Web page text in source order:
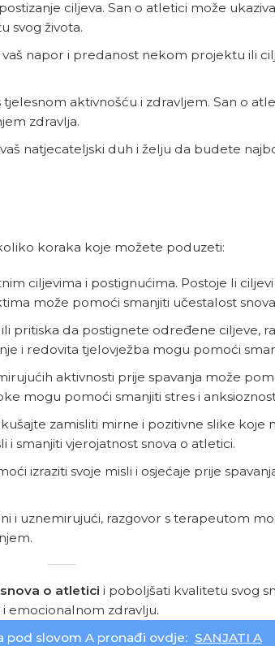
ciljeva. San o atletici može
svog života.
napor i predanost nekom projektu ili
tjelesnom aktivnošću i zdravljem. San o
zdravlja.
natjecateljski duh i želju da budete
koraka koje možete poduzeti:
ciljevima i postignućima. Postoje li
može pomoći smanjiti učestalost
pritiska da postignete određene ciljeve,
i redovita tjelovježba mogu pomoći
aktivnosti prije spavanja može
mogu pomoći smanjiti stres i
zamisliti mirne i pozitivne slike koje
smanjiti vjerojatnost snova o atletici.
izraziti svoje misli i osjećaje prije
i uznemirujući, razgovor s terapeutom
o atletici i poboljšati kvalitetu svog
emocionalnom zdravlju.
pod slovom A pronađi ovdje: SANJATI A